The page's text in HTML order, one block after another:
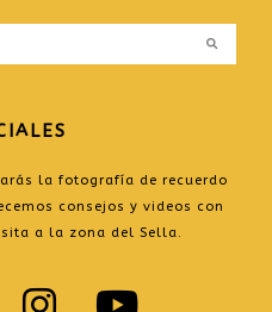
la fotografía de recuerdo
consejos y videos con
a la zona del Sella.